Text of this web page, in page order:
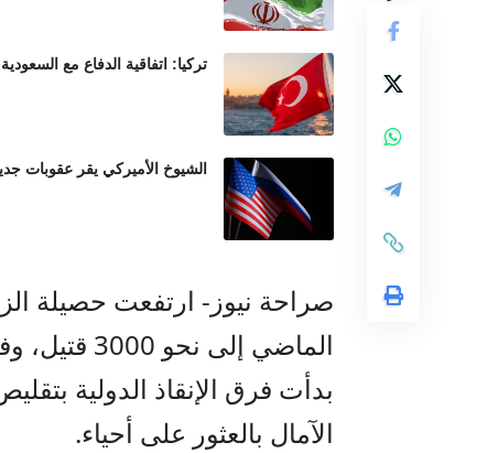
تركيا: اتفاقية الدفاع مع
الشيوخ الأميركي يقر عقوبات
صراحة نيوز- ارتفعت حصيلة
الماضي
بدأت فرق الإنقاذ الدولية
الآمال بالعثور على أحياء.